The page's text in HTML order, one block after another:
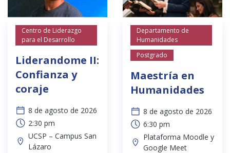
Centro de Liderazgo
para el Desarrollo
Liderandome II:
Confianza y
coraje
8 de agosto de 2026
2:30 pm
UCSP – Campus San
Lázaro
Departamento de
Humanidades
Postgrado
Maestría en
Humanidades
8 de agosto de 2026
6:30 pm
Plataforma Moodle y
Google Meet